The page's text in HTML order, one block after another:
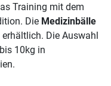
Training mit dem
Die Medizinbälle
Die Auswahl
10kg in